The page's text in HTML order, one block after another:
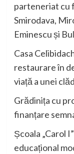
parteneriat cu
Smirodava,
Eminescu și
Casa
restaurare în
viață a unei
Grădinița cu
finanțare
Școala „Carol
educațional